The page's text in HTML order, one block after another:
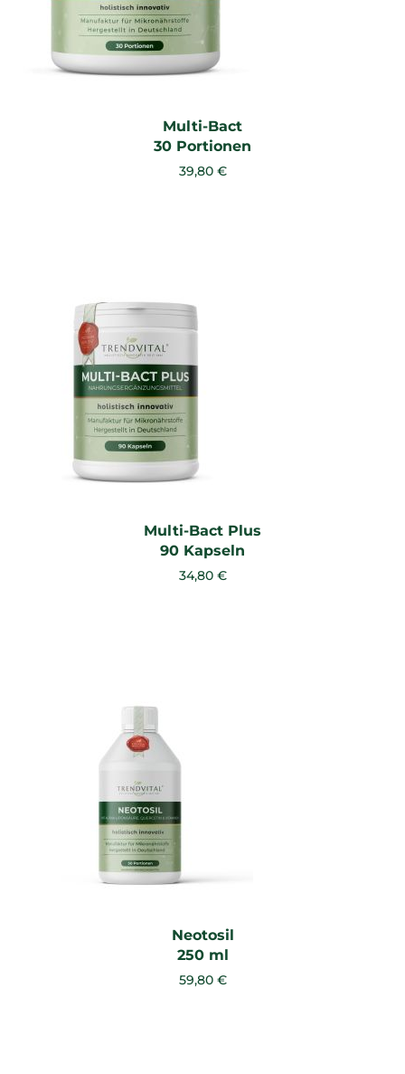
Multi-Bact
30 Portionen
39,80 €
Multi-Bact Plus
90 Kapseln
34,80 €
Neotosil
250 ml
59,80 €